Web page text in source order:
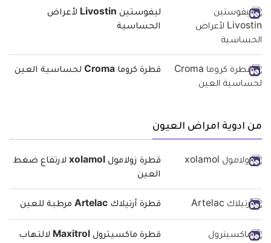
ليفوستين Livostin لأعراض
الحساسية
قطرة كروما Croma لحساسية العين
من ادوية امراض العيون
قطرة زولامول xolamol لارتفاع ضغط
العين
قطرة أرتيلاك Artelac مرطبة للعين
قطرة ماكسيترول Maxitrol لالتهاب